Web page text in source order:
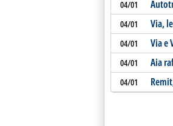
04/01
04/01 Via,
04/01 Via e
04/01 Aia
04/01